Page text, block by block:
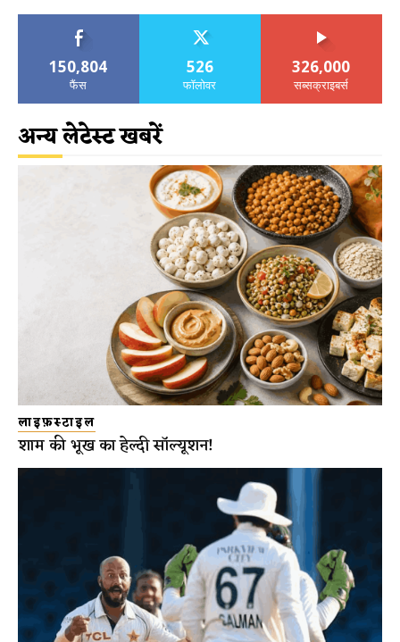
150,804
फैंस
526
फॉलोवर
326,000
सब्सक्राइबर्स
अन्य लेटेस्ट खबरें
लाइफ़स्टाइल
शाम की भूख का हेल्दी सॉल्यूशन!